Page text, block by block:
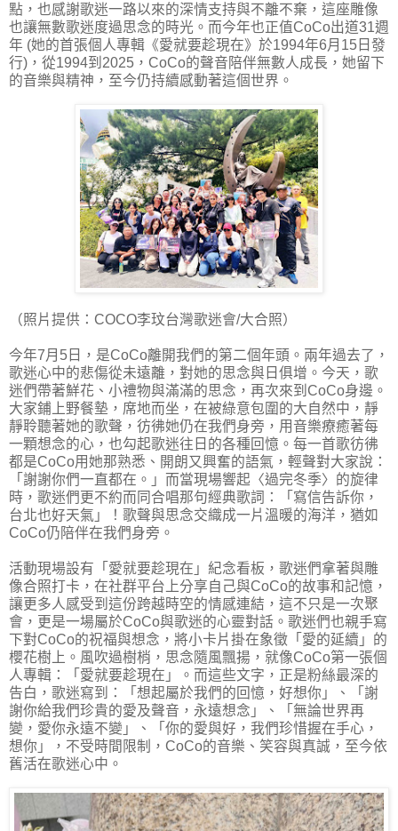
點，也感謝歌迷一路以來的深情支持與不離不棄，這座雕像
也讓無數歌迷度過思念的時光。而今年也正值CoCo出道31週
年 (她的首張個人專輯《愛就要趁現在》於1994年6月15日發
行)，從1994到2025，CoCo的聲音陪伴無數人成長，她留下
的音樂與精神，至今仍持續感動著這個世界。
（照片提供：COCO李玟台灣歌迷會/大合照）
今年7月5日，是CoCo離開我們的第二個年頭。兩年過去了，
歌迷心中的悲傷從未遠離，對她的思念與日俱增。今天，歌
迷們帶著鮮花、小禮物與滿滿的思念，再次來到CoCo身邊。
大家鋪上野餐墊，席地而坐，在被綠意包圍的大自然中，靜
靜聆聽著她的歌聲，彷彿她仍在我們身旁，用音樂療癒著每
一顆想念的心，也勾起歌迷往日的各種回憶。每一首歌彷彿
都是CoCo用她那熟悉、開朗又興奮的語氣，輕聲對大家說：
「謝謝你們一直都在。」而當現場響起〈過完冬季〉的旋律
時，歌迷們更不約而同合唱那句經典歌詞：「寫信告訴你，
台北也好天氣」！歌聲與思念交織成一片溫暖的海洋，猶如
CoCo仍陪伴在我們身旁。
活動現場設有「愛就要趁現在」紀念看板，歌迷們拿著與雕
像合照打卡，在社群平台上分享自己與CoCo的故事和記憶，
讓更多人感受到這份跨越時空的情感連結，這不只是一次聚
會，更是一場屬於CoCo與歌迷的心靈對話。歌迷們也親手寫
下對CoCo的祝福與想念，將小卡片掛在象徵「愛的延續」的
櫻花樹上。風吹過樹梢，思念隨風飄揚，就像CoCo第一張個
人專輯：「愛就要趁現在」。而這些文字，正是粉絲最深的
告白，歌迷寫到：「想起屬於我們的回憶，好想你」、「謝
謝你給我們珍貴的愛及聲音，永遠想念」、「無論世界再
變，愛你永遠不變」、「你的愛與好，我們珍惜握在手心，
想你」，不受時間限制，CoCo的音樂、笑容與真誠，至今依
舊活在歌迷心中。